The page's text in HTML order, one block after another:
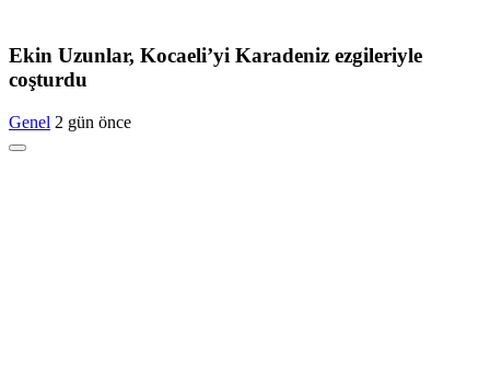
Ekin Uzunlar, Kocaeli’yi Karadeniz ezgileriyle
coşturdu
Genel 2 gün önce